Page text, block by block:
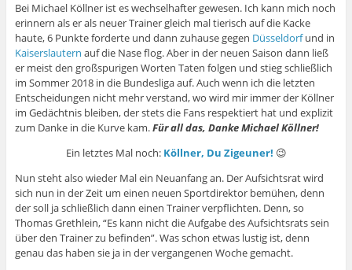
Bei Michael Köllner ist es wechselhafter gewesen. Ich kann mich noch
erinnern als er als neuer Trainer gleich mal tierisch auf die Kacke
haute, 6 Punkte forderte und dann zuhause gegen Düsseldorfund in
Kaiserslautern auf die Nase flog. Aber in der neuen Saison dann ließ
er meist den großspurigen Worten Taten folgen und stieg schließlich
im Sommer 2018 in die Bundesliga auf. Auch wenn ich die letzten
Entscheidungen nicht mehr verstand, wo wird mir immer der Köllner
im Gedächtnis bleiben, der stets die Fans respektiert hat und explizit
zum Danke in die Kurve kam.Für all das, Danke Michael Köllner!
Ein letztes Mal noch: Köllner, Du Zigeuner! 😉
Nun steht also wieder Mal ein Neuanfang an. Der Aufsichtsrat wird
sich nun in der Zeit um einen neuen Sportdirektor bemühen, denn
der soll ja schließlich dann einen Trainer verpflichten. Denn, so
Thomas Grethlein, “Es kann nicht die Aufgabe des Aufsichtsrats sein
über den Trainer zu befinden”. Was schon etwas lustig ist, denn
genau das haben sie ja in der vergangenen Woche gemacht.